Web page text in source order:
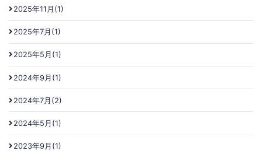
2025年11月(1)
2025年7月(1)
2025年5月(1)
2024年9月(1)
2024年7月(2)
2024年5月(1)
2023年9月(1)